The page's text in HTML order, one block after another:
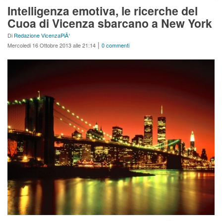
Intelligenza emotiva, le ricerche del
Cuoa di Vicenza sbarcano a New York
Di Redazione VicenzaPiÃ¹
Mercoledi 16 Ottobre 2013 alle 21:14 | 0 commenti